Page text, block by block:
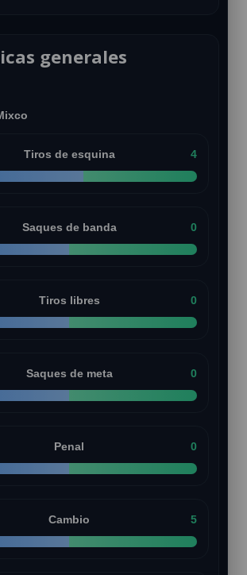
generales
Tiros de esquina 4
Saques de banda 0
Tiros libres 0
Saques de meta 0
Penal 0
Cambio 5